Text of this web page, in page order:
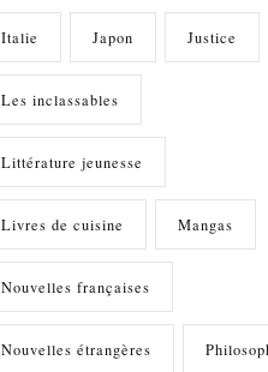
Italie Japon Justice
Les inclassables
Littérature jeunesse
Livres de cuisine Mangas
Nouvelles françaises
Nouvelles étrangères